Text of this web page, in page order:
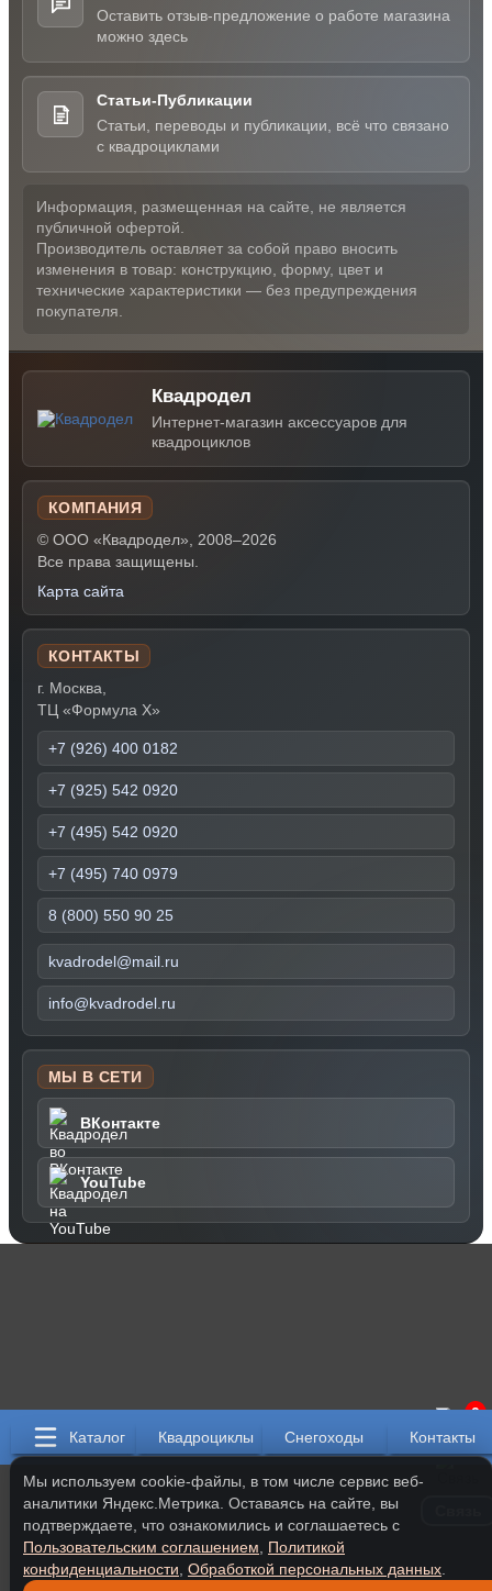
Каталог Квадроциклы Снегоходы Контакты
0
Оставить отзыв-предложение о работе магазина
можно здесь
Статьи-Публикации
Статьи, переводы и публикации, всё что связано
с квадроциклами
Информация, размещенная на сайте, не является
публичной офертой.
Производитель оставляет за собой право вносить
изменения в товар: конструкцию, форму, цвет и
технические характеристики — без предупреждения
покупателя.
Квадродел
Интернет-магазин аксессуаров для
квадроциклов
КОМПАНИЯ
© ООО «Квадродел», 2008–2026
Все права защищены.
Карта сайта
КОНТАКТЫ
г. Москва,
ТЦ «Формула Х»
+7 (926) 400 0182
+7 (925) 542 0920
+7 (495) 542 0920
+7 (495) 740 0979
8 (800) 550 90 25
kvadrodel@mail.ru
info@kvadrodel.ru
МЫ В СЕТИ
ВКонтакте
YouTube
Мы используем cookie-файлы, в том числе сервис веб-
аналитики Яндекс.Метрика. Оставаясь на сайте, вы
подтверждаете, что ознакомились и соглашаетесь с
Пользовательским соглашением
Политикой
конфиденциальности Обработкой персональных данных